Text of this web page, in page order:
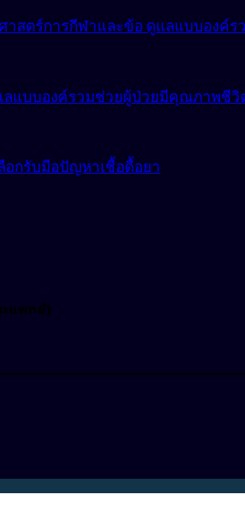
ศาสตร์การกีฬาและข้อ ดูแลแบบองค์ร
แลแบบองค์รวมช่วยผู้ป่วยมีคุณภาพชี
อกรับมือปัญหาเชื้อดื้อยา
ะแพทย์)